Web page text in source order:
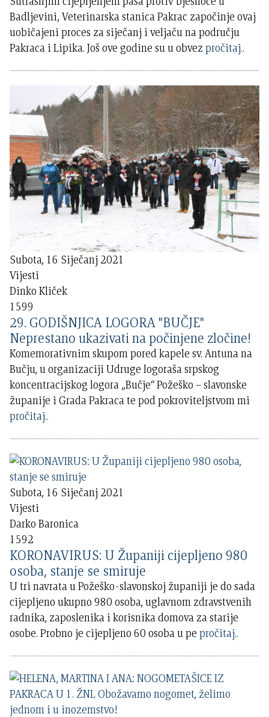
Badljevini, Veterinarska stanica Pakrac započinje ovaj
uobičajeni proces za siječanj i veljaču na području
Pakraca i Lipika. Još ove godine su u obvezpročitaj..
Subota, 16 Siječanj 2021
Vijesti
Dinko Kliček
1599
29. GODIŠNJICA LOGORA "BUČJE"
Neprestano ukazivati na počinjene zločine!
Komemorativnim skupom pored kapele sv. Antuna na
Bučju, u organizaciji Udruge logoraša srpskog
koncentracijskog logora „Bučje“ Požeško – slavonske
županije i Grada Pakraca te pod pokroviteljstvom mi
pročitaj..
Subota, 16 Siječanj 2021
Vijesti
Darko Baronica
1592
KORONAVIRUS: U Županiji cijepljeno 980
osoba, stanje se smiruje
U tri navrata u Požeško-slavonskoj županiji je do sada
cijepljeno ukupno 980 osoba, uglavnom zdravstvenih
radnika, zaposlenika i korisnika domova za starije
osobe. Probno je cijepljeno 60 osoba u pepročitaj..